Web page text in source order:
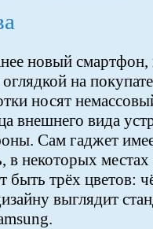
новый
оглядкой на
носят
внешнего вида
Сам гаджет
в некоторых
быть трёх цветов:
выглядит